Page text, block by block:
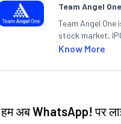
Team Angel One
Team Angel
stock market,
Know More
हम अबWhatsApp! पर